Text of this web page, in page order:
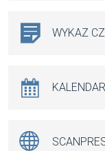
WYKAZ